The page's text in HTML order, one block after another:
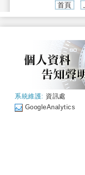
首頁
系統維護: 資訊處
GoogleAnalytics